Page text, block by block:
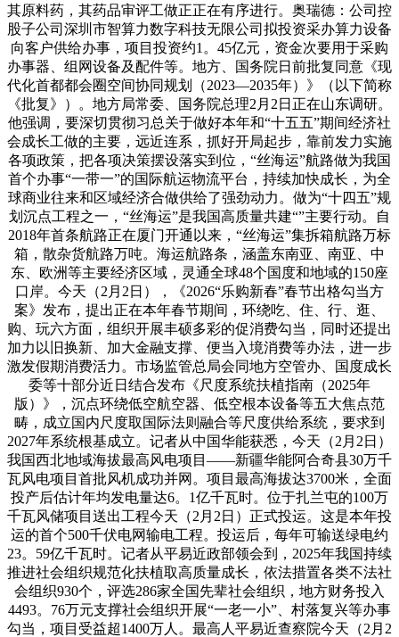
其原料药，其药品审评工做正正在有序进行。奥瑞德：公司控
股子公司深圳市智算力数字科技无限公司拟投资采办算力设备
向客户供给办事，项目投资约1。45亿元，资金次要用于采购
办事器、组网设备及配件等。地方、国务院日前批复同意《现
代化首都都会圈空间协同规划（2023—2035年）》（以下简称
《批复》）。地方局常委、国务院总理2月2日正在山东调研。
他强调，要深切贯彻习总关于做好本年和“十五五”期间经济社
会成长工做的主要，远近连系，抓好开局起步，靠前发力实施
各项政策，把各项决策摆设落实到位，“丝海运”航路做为我国
首个办事“一带一”的国际航运物流平台，持续加快成长，为全
球商业往来和区域经济合做供给了强劲动力。做为“十四五”规
划沉点工程之一，“丝海运”是我国高质量共建“”主要行动。自
2018年首条航路正在厦门开通以来，“丝海运”集拆箱航路万标
箱，散杂货航路万吨。海运航路条，涵盖东南亚、南亚、中
东、欧洲等主要经济区域，灵通全球48个国度和地域的150座
口岸。今天（2月2日），《2026“乐购新春”春节出格勾当方
案》发布，提出正在本年春节期间，环绕吃、住、行、逛、
购、玩六方面，组织开展丰硕多彩的促消费勾当，同时还提出
加力以旧换新、加大金融支撑、便当入境消费等办法，进一步
激发假期消费活力。市场监管总局会同地方空管办、国度成长
委等十部分近日结合发布《尺度系统扶植指南（2025年
版）》，沉点环绕低空航空器、低空根本设备等五大焦点范
畴，成立国内尺度取国际法则融合等尺度供给系统，要求到
2027年系统根基成立。记者从中国华能获悉，今天（2月2日）
我国西北地域海拔最高风电项目——新疆华能阿合奇县30万千
瓦风电项目首批风机成功并网。项目最高海拔达3700米，全面
投产后估计年均发电量达6。1亿千瓦时。位于扎兰屯的100万
千瓦风储项目送出工程今天（2月2日）正式投运。这是本年投
运的首个500千伏电网输电工程。投运后，每年可输送绿电约
23。59亿千瓦时。记者从平易近政部领会到，2025年我国持续
推进社会组织规范化扶植取高质量成长，依法措置各类不法社
会组织930个，评选286家全国先辈社会组织，地方财务投入
4493。76万元支撑社会组织开展“一老一小”、村落复兴等办事
勾当，项目受益超1400万人。最高人平易近查察院今天（2月2